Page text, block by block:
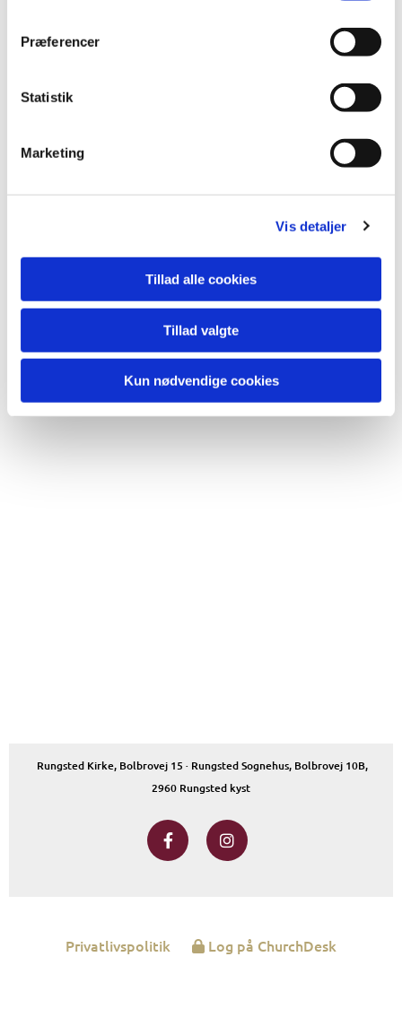
Præferencer
Statistik
Marketing
Vis detaljer
Tillad alle cookies
Tillad valgte
Kun nødvendige cookies
Du vil måske også kunne lide...
Rungsted Kirke, Bolbrovej 15 · Rungsted Sognehus, Bolbrovej 10B,
2960 Rungsted kyst
Privatlivspolitik Log på ChurchDesk